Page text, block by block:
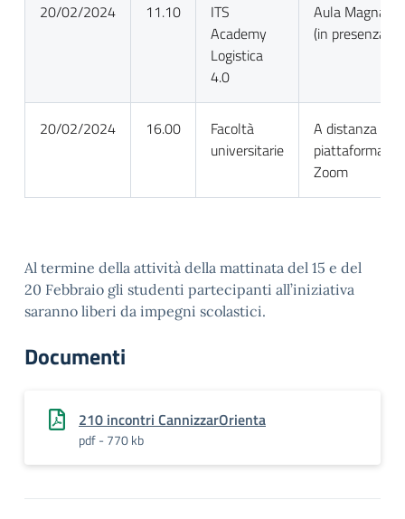
20/02/2024 11.10
ITS
Academy
Logistica
4.0
Aula Magna
(in presenza)
20/02/2024 16.00
Facoltà
universitarie
A distanza su
piattaforma
Zoom
Al termine della attività della mattinata del 15 e del
20 Febbraio gli studenti partecipanti all’iniziativa
saranno liberi da impegni scolastici.
Documenti
210 incontri CannizzarOrienta
pdf - 770 kb